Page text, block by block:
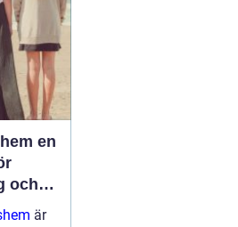
en
och
är